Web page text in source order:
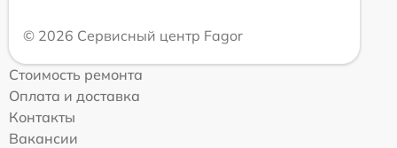
© 2026 Сервисный центр Fagor
Стоимость ремонта
Оплата и доставка
Контакты
Вакансии